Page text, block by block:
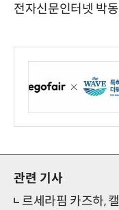
전자신문인터넷 박
관련 기사
르세라핌 카즈하, 캘빈클